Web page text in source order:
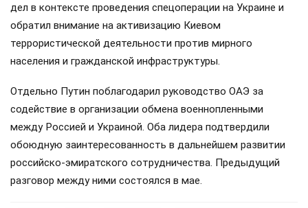
дел в контексте проведения спецоперации на Украине и
обратил внимание на активизацию Киевом
террористической деятельности против мирного
населения и гражданской инфраструктуры.
Отдельно Путин поблагодарил руководство ОАЭ за
содействие в организации обмена военнопленными
между Россией и Украиной. Оба лидера подтвердили
обоюдную заинтересованность в дальнейшем развитии
российско-эмиратского сотрудничества. Предыдущий
разговор между ними состоялся в мае.